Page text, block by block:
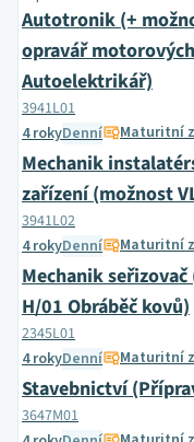
Autotronik (+
opravář
Autoelektrikář)
3941L01
4 rokyDenní Maturitní
Mechanik
zařízení (možnost
3941L02
4 rokyDenní Maturitní
Mechanik
H/01 Obráběč kovů)
2345L01
4 rokyDenní Maturitní
Stavebnictví
3647M01